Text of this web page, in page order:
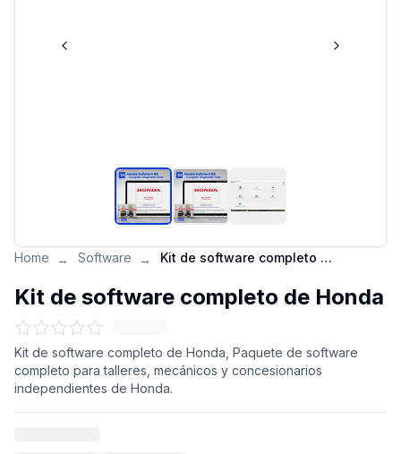
Home → Software → Kit de software completo de Honda
Kit de software completo de Honda
Kit de software completo de Honda, Paquete de software
completo para talleres, mecánicos y concesionarios
independientes de Honda.